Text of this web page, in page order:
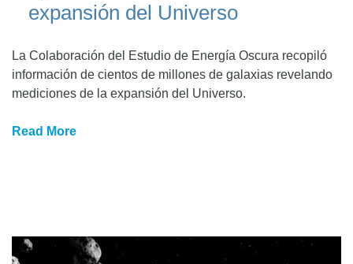
expansión del Universo
La Colaboración del Estudio de Energía Oscura recopiló
información de cientos de millones de galaxias revelando
mediciones de la expansión del Universo.
Read More